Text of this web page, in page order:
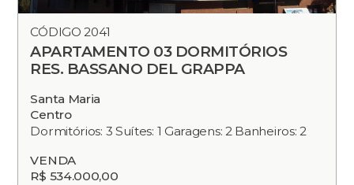
CÓDIGO 2041
APARTAMENTO 03 DORMITÓRIOS
RES. BASSANO DEL GRAPPA
Santa Maria
Centro
Dormitórios: 3 Suítes: 1 Garagens: 2 Banheiros: 2
VENDA
R$ 534.000,00